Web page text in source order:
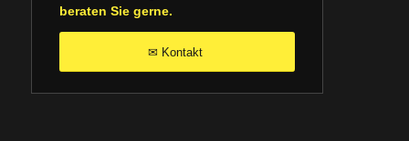
beraten Sie gerne.
✉ Kontakt